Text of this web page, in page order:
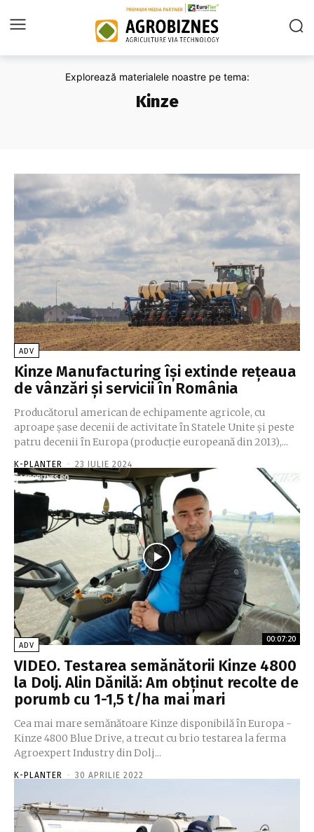
Explorează materialele noastre pe tema:
Kinze
ADV
Kinze Manufacturing își extinde rețeaua
de vânzări și servicii în România
Producătorul american de echipamente agricole, cu
aproape șase decenii de activitate în Statele Unite și peste
patru decenii în Europa (producție europeană din 2013),...
K-PLANTER - 23 IULIE 2024
00:07:20
ADV
VIDEO. Testarea semănătorii Kinze 4800
la Dolj. Alin Dănilă: Am obținut recolte de
porumb cu 1-1,5 t/ha mai mari
Cea mai mare semănătoare Kinze disponibilă în Europa -
Kinze 4800 Blue Drive, a trecut cu brio testarea la ferma
Agroexpert Industry din Dolj...
K-PLANTER - 30 APRILIE 2022